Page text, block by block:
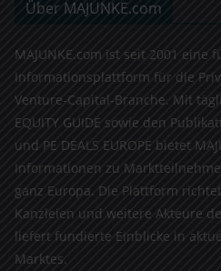
Über MAJUNKE.com
MAJUNKE.com ist seit 2001 eine
Informationsplattform für die
Venture-Capital-Branche. Mit
EQUITY GUIDE sowie den
und PE DEALS EUROPE bietet
Informationen zu
ganz Europa. Die Plattform
Kanzleien und weitere Akteure
liefert fundierte Einblicke in
Marktes.